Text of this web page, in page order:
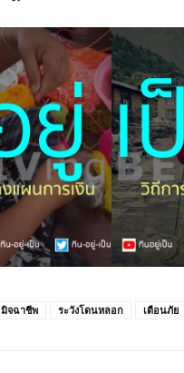
มิจฉาชีพ ระวังโดนหลอก เตือนภัย